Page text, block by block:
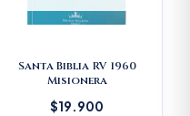
Santa Biblia RV 1960
Misionera
$19.900